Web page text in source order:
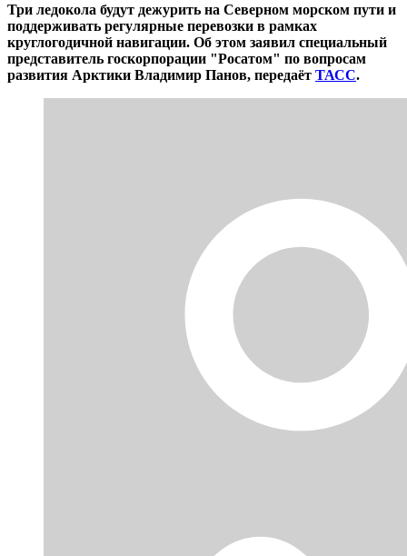
Три ледокола будут дежурить на Северном морском пути и
поддерживать регулярные перевозки в рамках
круглогодичной навигации. Об этом заявил специальный
представитель госкорпорации "Росатом" по вопросам
развития Арктики Владимир Панов, передаёт ТАСС.